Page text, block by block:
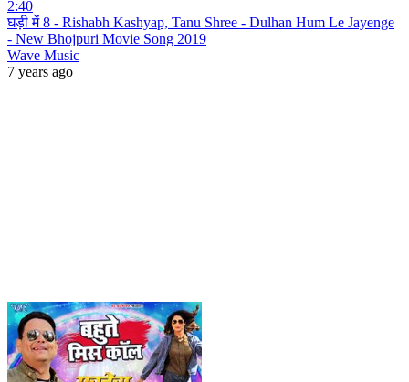
2:40
घड़ी में 8 - Rishabh Kashyap, Tanu Shree - Dulhan Hum Le Jayenge
- New Bhojpuri Movie Song 2019
Wave Music
7 years ago